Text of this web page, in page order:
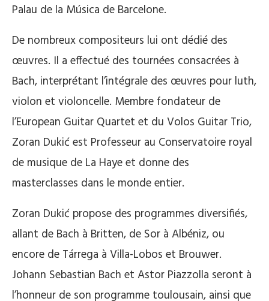
Palau de la Música de Barcelone.
De nombreux compositeurs lui ont dédié des
œuvres. Il a effectué des tournées consacrées à
Bach, interprétant l’intégrale des œuvres pour luth,
violon et violoncelle. Membre fondateur de
l’European Guitar Quartet et du Volos Guitar Trio,
Zoran Dukić est Professeur au Conservatoire royal
de musique de La Haye et donne des
masterclasses dans le monde entier.
Zoran Dukić propose des programmes diversifiés,
allant de Bach à Britten, de Sor à Albéniz, ou
encore de Tárrega à Villa-Lobos et Brouwer.
Johann Sebastian Bach et Astor Piazzolla seront à
l’honneur de son programme toulousain, ainsi que